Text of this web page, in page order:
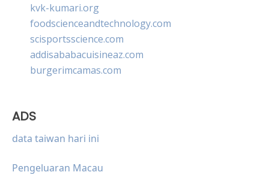
kvk-kumari.org
foodscienceandtechnology.com
scisportsscience.com
addisababacuisineaz.com
burgerimcamas.com
ADS
data taiwan hari ini
Pengeluaran Macau